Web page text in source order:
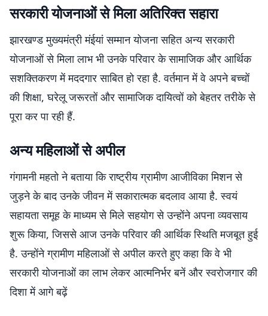
सरकारी योजनाओं से मिला अतिरिक्त सहारा
झारखण्ड मुख्यमंत्री मंईयां सम्मान योजना सहित अन्य सरकारी
योजनाओं से मिला लाभ भी उनके परिवार के सामाजिक और आर्थिक
सशक्तिकरण में मददगार साबित हो रहा है. वर्तमान में वे अपने बच्चों
की शिक्षा, घरेलू जरूरतों और सामाजिक दायित्वों को बेहतर तरीके से
पूरा कर पा रही हैं.
अन्य महिलाओं से अपील
गंगामनी महतो ने बताया कि राष्ट्रीय ग्रामीण आजीविका मिशन से
जुड़ने के बाद उनके जीवन में सकारात्मक बदलाव आया है. स्वयं
सहायता समूह के माध्यम से मिले सहयोग से उन्होंने अपना व्यवसाय
शुरू किया, जिससे आज उनके परिवार की आर्थिक स्थिति मजबूत हुई
है. उन्होंने ग्रामीण महिलाओं से अपील करते हुए कहा कि वे भी
सरकारी योजनाओं का लाभ लेकर आत्मनिर्भर बनें और स्वरोजगार की
दिशा में आगे बढ़ें